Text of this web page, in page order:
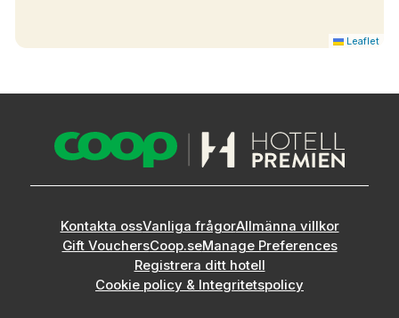
Leaflet
Kontakta ossVanliga frågorAllmänna villkor
Gift VouchersCoop.seManage Preferences
Registrera ditt hotell
Cookie policy & Integritetspolicy